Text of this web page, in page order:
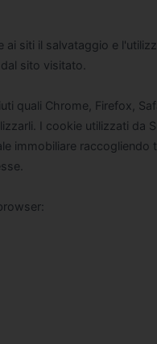
siti il salvataggio e
sito visitato.
quali Chrome, Firefox,
I cookie utilizzati da
immobiliare